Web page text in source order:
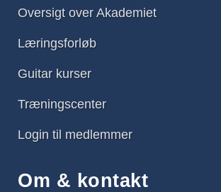
Oversigt over Akademiet
Læringsforløb
Guitar kurser
Træningscenter
Login til medlemmer
Om & kontakt